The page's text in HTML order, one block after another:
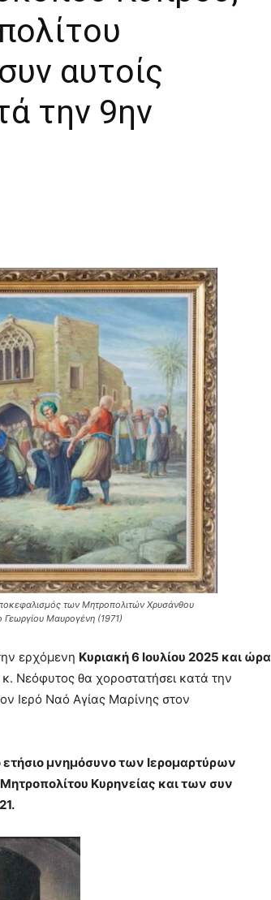
αυτοίς
την 9ην
των Μητροπολιτών Χρυσάνθου
Γεωργίου Μαυρογένη (1971)
ερχόμενη Κυριακή 6 Ιουλίου 2025 και ώρα
Νεόφυτος θα χοροστατήσει κατά την
Ιερό Ναό Αγίας Μαρίνης στον
ετήσιο μνημόσυνο των Ιερομαρτύρων
Κυρηνείας και των συν